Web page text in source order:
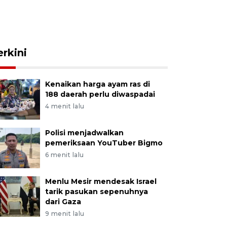
Kenaikan harga ayam ras di
188 daerah perlu diwaspadai
4 menit lalu
Polisi menjadwalkan
pemeriksaan YouTuber Bigmo
6 menit lalu
Menlu Mesir mendesak Israel
tarik pasukan sepenuhnya
dari Gaza
9 menit lalu